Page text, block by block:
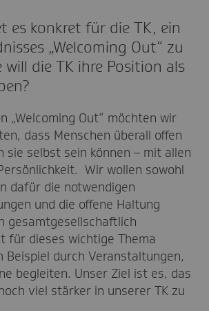
es konkret für die TK, ein
„Welcoming Out“ zu
will die TK ihre Position als
„Welcoming Out“ möchten wir
dass Menschen überall offen
sie selbst sein können – mit allen
Wir wollen sowohl
dafür die notwendigen
und die offene Haltung
gesamtgesellschaftlich
für dieses wichtige Thema
Beispiel durch Veranstaltungen,
begleiten. Unser Ziel ist es, das
viel stärker in unserer TK zu